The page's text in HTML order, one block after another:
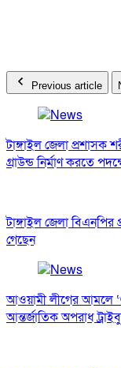
Previous article
টাঙ্গাইল জেলা প্রশাসক
গ্রাউন্ড নির্মাণ করতে
টাঙ্গাইল জেলা বিএনপির
গেছেন
আওয়ামী লীগের আমলে
আন্তর্জাতিক অপরাধ